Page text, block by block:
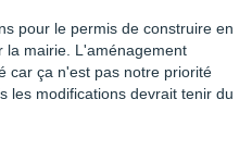
pour le permis de construire en
la mairie. L'aménagement
car ça n'est pas notre priorité
les modifications devrait tenir du